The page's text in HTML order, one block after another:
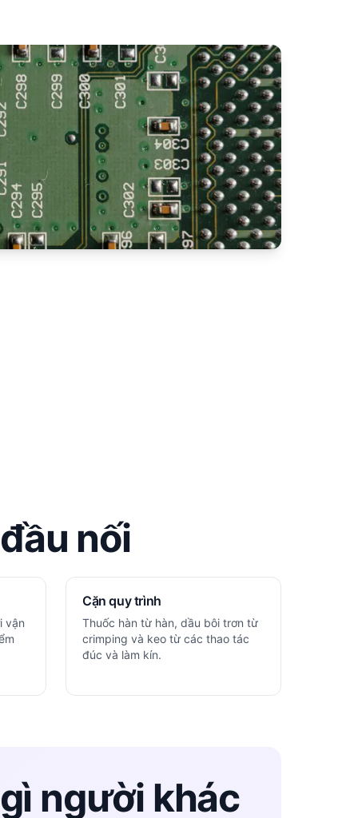
nối
vận
Cặn quy trình
Thuốc hàn từ hàn, dầu bôi trơn từ
crimping và keo từ các thao tác
đúc và làm kín.
người khác